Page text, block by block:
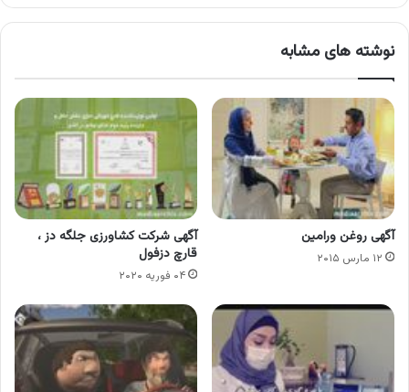
نوشته های مشابه
آگهی روغن ورامین
۱۲ مارس ۲۰۱۵
آگهی شرکت کشاورزی جلگه دز ،
قارچ دزفول
۰۴ فوریه ۲۰۲۰